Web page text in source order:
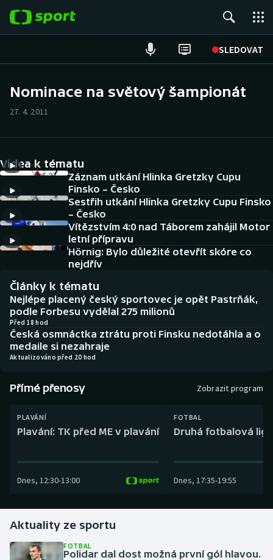
SLEDOVAT
Hokej
Tenis
Atletika
Cyklistika
DALŠÍ SPORTY
Americký fotbal
Baseball a softbal
Basketbal
Biatlon
Curling
Florbal
Golf
NEPŘEHLÉDNĚTE
Soutěže
Historické návraty
Aplikace ČT sport
Nominace na světový šampionát
27. 4. 2011
Videa k tématu
Záznam utkání Hlinka Gretzky Cupu
Finsko – Česko
Sestřih utkání Hlinka Gretzky Cupu Finsko
– Česko
Vítězstvím 4:0 nad Táborem zahájil Motor
letní přípravu
Hörnig: Bylo důležité otevřít skóre co
nejdřív
Články k tématu
Nejlépe placený český sportovec je opět Pastrňák,
podle Forbesu vydělal 275 milionů
Před 18 hod
Česká osmnáctka ztrátu proti Finsku nedotáhla a o
medaile si nezahraje
Aktualizováno před 20 hod
Přímé přenosy Zobrazit program
PLAVÁNÍ
Plavání: TK před ME v plavání
Dnes, 12:30-13:00
FOTBAL
Druhá fotbalová
Dnes, 17:35-19:55
Aktuality ze sportu
FOTBAL
Polidar dal dost možná první gól hlavou.